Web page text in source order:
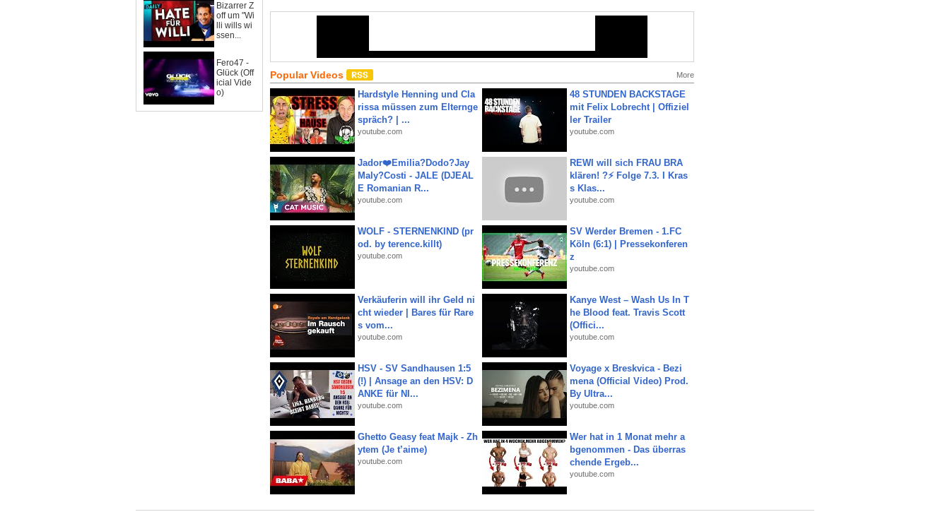
Bizarrer Z
off um "Wi
lli wills wi
ssen...
Fero47 -
Glück (Off
icial Vide
o)
Popular Videos More
Hardstyle Henning und Cla
rissa müssen zum Elternge
spräch? | ...
youtube.com
48 STUNDEN BACKSTAGE
mit Felix Lobrecht | Offiziel
ler Trailer
youtube.com
Jador❤️Emilia?Dodo?Jay
Maly?Costi - JALE (DJEAL
E Romanian R...
youtube.com
REWI will sich FRAU BRA
klären! ?⚡️ Folge 7.3. I Kras
s Klas...
youtube.com
WOLF - STERNENKIND (pr
od. by terence.killt)
youtube.com
SV Werder Bremen - 1.FC
Köln (6:1) | Pressekonferen
z
youtube.com
Verkäuferin will ihr Geld ni
cht wieder | Bares für Rare
s vom...
youtube.com
Kanye West – Wash Us In T
he Blood feat. Travis Scott
(Offici...
youtube.com
HSV - SV Sandhausen 1:5
(!) | Ansage an den HSV: D
ANKE für NI...
youtube.com
Voyage x Breskvica - Bezi
mena (Official Video) Prod.
By Ultra...
youtube.com
Ghetto Geasy feat Majk - Zh
ytem (Je t’aime)
youtube.com
Wer hat in 1 Monat mehr a
bgenommen - Das überras
chende Ergeb...
youtube.com